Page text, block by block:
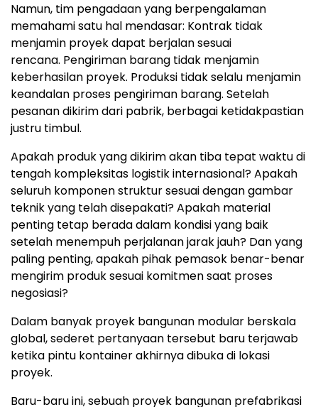
Namun, tim pengadaan yang berpengalaman
memahami satu hal mendasar: Kontrak tidak
menjamin proyek dapat berjalan sesuai
rencana. Pengiriman barang tidak menjamin
keberhasilan proyek. Produksi tidak selalu menjamin
keandalan proses pengiriman barang. Setelah
pesanan dikirim dari pabrik, berbagai ketidakpastian
justru timbul.
Apakah produk yang dikirim akan tiba tepat waktu di
tengah kompleksitas logistik internasional?Apakah
seluruh komponen struktur sesuai dengan gambar
teknik yang telah disepakati?Apakah material
penting tetap berada dalam kondisi yang baik
setelah menempuh perjalanan jarak jauh? Danyang
paling penting, apakah pihak pemasok benar-benar
mengirim produk sesuai komitmen saat proses
negosiasi?
Dalam banyak proyek bangunan modular berskala
global, sederet pertanyaan tersebut baru terjawab
ketika pintu kontainer akhirnya dibuka di lokasi
proyek.
Baru-baru ini, sebuah proyek bangunan prefabrikasi